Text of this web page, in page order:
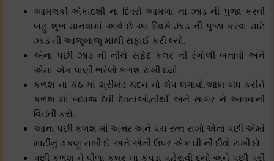
આમલકી એકાદશી ના દિવસે આમળા ના ઝાડ ની પુજા કરવી
બહુ શુભ માનવામાં આવે છે.આ દિવસે ઝાડ ની પુજા કરવા માટે
ઝાડ ની આજુબાજુ માંથી સફાઈ કરી લ્યો.
એના પછી ઝાડ ની નીચે સફેદ કલર ની રંગોળી બનાવો અને
એમાં એક પાણી ભરેલો કળશ રાખી દયો.
કળશ ના કંઠ માં શ્રીખંડ ચંદન નો લેપ લગાવો.આંખ બંધ કરીને
કળશ માં બધાજ દેવી દેવતાઓ,તીર્થો અને સાગર ને આવવાની
વિનંતી કરો.
આના પછી કળશ માં અત્તર અને પંચ રત્ન રાખો.એના પછી એમાં
માટીનું ઢાંકણું રાખી દો અને એની ઉપર એક ઘી ની દીવો રાખી દો.
પછી કળશ ને પીળા કલર ના કપડાં પહેરાવી દયો અને પછી પુરી